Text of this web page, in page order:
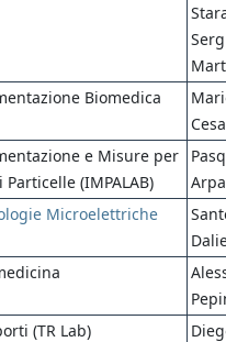
Biomedica
e Misure per
(IMPALAB)
Microelettriche
(TR Lab)